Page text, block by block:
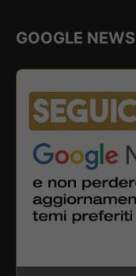
GOOGLE NEWS